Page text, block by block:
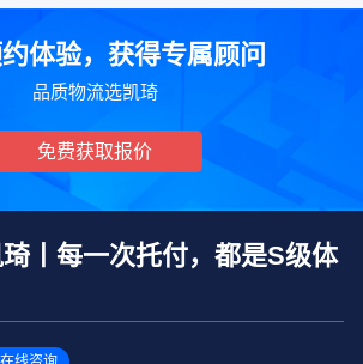
体验，获得专属顾问
品质物流选凯琦
免费获取报价
丨每一次托付，都是S级体